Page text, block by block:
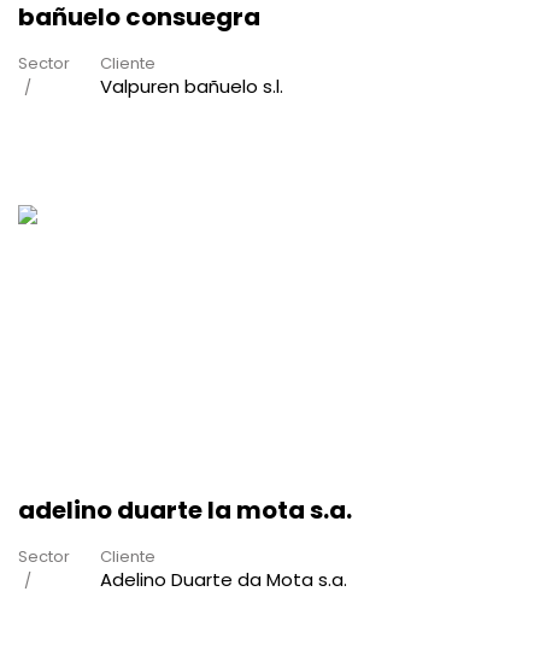
bañuelo consuegra
Sector Cliente
Valpuren bañuelo s.l.
adelino duarte la mota s.a.
Sector Cliente
Adelino Duarte da Mota s.a.